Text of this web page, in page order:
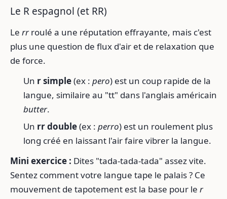
Le R espagnol (et RR)
Le rrroulé a une réputation effrayante, mais c'est
plus une question de flux d'air et de relaxation que
de force.
Un r simple(ex : pero) est un coup rapide de la
langue, similaire au "tt" dans l'anglais américain
butter.
Un rr double(ex : perro) est un roulement plus
long créé en laissant l'air faire vibrer la langue.
Mini exercice : Dites "tada-tada-tada" assez vite.
Sentez comment votre langue tape le palais ? Ce
mouvement de tapotement est la base pour le r